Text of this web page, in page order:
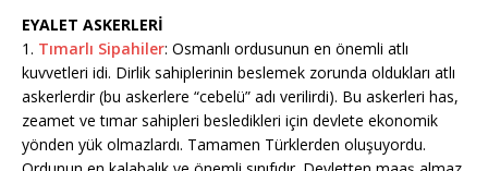
EYALET ASKERLERİ
1. Tımarlı Sipahiler: Osmanlı ordusunun en önemli atlı
kuvvetleri idi. Dirlik sahiplerinin beslemek zorunda oldukları atlı
askerlerdir (bu askerlere “cebelü” adı verilirdi). Bu askerleri has,
zeamet ve tımar sahipleri besledikleri için devlete ekonomik
yönden yük olmazlardı. Tamamen Türklerden oluşuyordu.